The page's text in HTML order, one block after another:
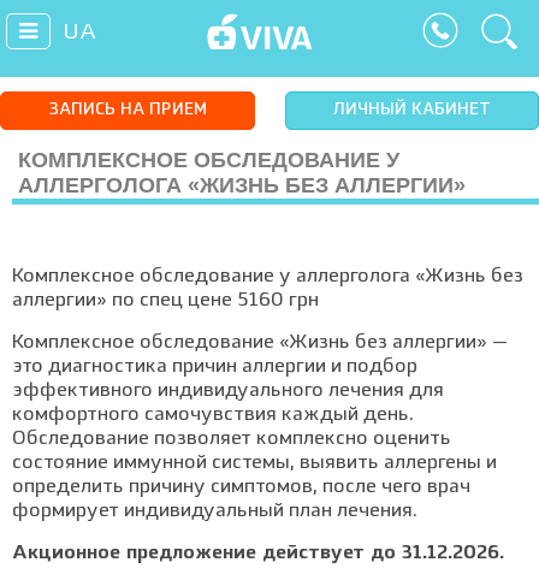
UA
ЗАПИСЬ НА ПРИЕМ ЛИЧНЫЙ КАБИНЕТ
КОМПЛЕКСНОЕ ОБСЛЕДОВАНИЕ У
АЛЛЕРГОЛОГА «ЖИЗНЬ БЕЗ АЛЛЕРГИИ»
Комплексное обследование у аллерголога «Жизнь без
аллергии» по спец цене 5160 грн
Комплексное обследование «Жизнь без аллергии» —
это диагностика причин аллергии и подбор
эффективного индивидуального лечения для
комфортного самочувствия каждый день.
Обследование позволяет комплексно оценить
состояние иммунной системы, выявить аллергены и
определить причину симптомов, после чего врач
формирует индивидуальный план лечения.
Акционное предложение действует до 31.12.2026.